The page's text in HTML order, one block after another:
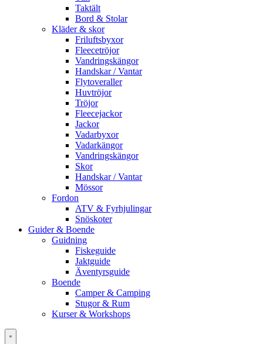
Taktält
Bord & Stolar
Kläder & skor
Friluftsbyxor
Fleecetröjor
Vandringskängor
Handskar / Vantar
Flytoveraller
Huvtröjor
Tröjor
Fleecejackor
Jackor
Vadarbyxor
Vadarkängor
Vandringskängor
Skor
Handskar / Vantar
Mössor
Fordon
ATV & Fyrhjulingar
Snöskoter
Guider & Boende
Guidning
Fiskeguide
Jaktguide
Äventyrsguide
Boende
Camper & Camping
Stugor & Rum
Kurser & Workshops